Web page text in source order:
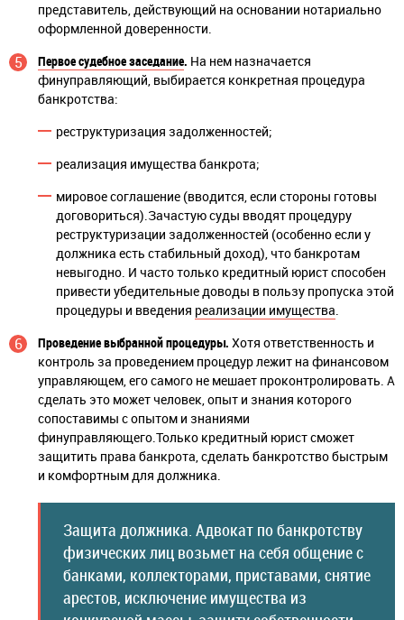
представитель, действующий на основании нотариально
оформленной доверенности.
Первое судебное заседание. На нем назначается
финуправляющий, выбирается конкретная процедура
банкротства:
реструктуризация задолженностей;
реализация имущества банкрота;
мировое соглашение (вводится, если стороны готовы
договориться).Зачастую суды вводят процедуру
реструктуризации задолженностей (особенно если у
должника есть стабильный доход), что банкротам
невыгодно. И часто только кредитный юрист способен
привести убедительные доводы в пользу пропуска этой
процедуры и введения реализации имущества.
Проведение выбранной процедуры. Хотя ответственность и
контроль за проведением процедур лежит на финансовом
управляющем, его самого не мешает проконтролировать. А
сделать это может человек, опыт и знания которого
сопоставимы с опытом и знаниями
финуправляющего.Только кредитный юрист сможет
защитить права банкрота, сделать банкротство быстрым
и комфортным для должника.
Защита должника. Адвокат по банкротству
физических лиц возьмет на себя общение с
банками, коллекторами, приставами, снятие
арестов, исключение имущества из